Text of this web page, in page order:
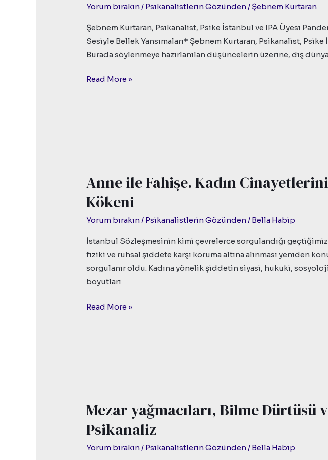
Yorum bırakın / Psikanalistlerin Gözünden / Şebnem Kurtaran
Şebnem Kurtaran, Psikanalist, Psike İstanbul ve IPA Üyesi
Sesiyle Bellek Yansımaları* Şebnem Kurtaran, Psikanalist, Psike
Burada söylenmeye hazırlanılan düşüncelerin üzerine, dış
Sesiyle
Yansımaları*
Read More »
Anne ile Fahişe. Kadın
Kökeni
Yorum bırakın/ Psikanalistlerin Gözünden/ Bella Habip
İstanbul Sözleşmesinin kimi çevrelerce sorgulandığı
fiziki ve ruhsal şiddete karşı koruma altına alınması yeniden
sorgulanır oldu. Kadına yönelik şiddetin siyasi, hukuki,
boyutları
Anne
Fahişe.
Kadın
Ruhsal
Kökeni
Read More »
Mezar yağmacıları, Bilme Dürtüsü
Psikanaliz
Yorum bırakın/ Psikanalistlerin Gözünden/ Bella Habip
Mezar
Bilme
Dürtüsü